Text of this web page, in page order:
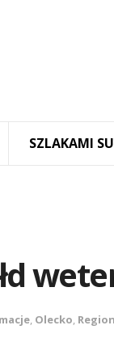
SZLAKAMI
, Olecko, Region